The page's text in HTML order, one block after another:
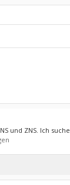
und ZNS. Ich